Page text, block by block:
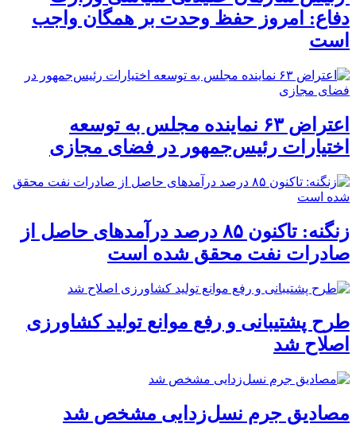
دفاع: امروز حفظ وحدت بر همگان واجب
است
اعتراض ۶۳ نماینده مجلس به توسعه
اختیارات رئیس‌جمهور در فضای مجازی
زنگنه: تاکنون ۸۵ درصد درآمدهای حاصل از
صادرات نفت محقق شده است
طرح پشتیبانی و رفع موانع تولید کشاورزی
اصلاح شد
مصادیق جرم نسل‌زدایی مشخص شد